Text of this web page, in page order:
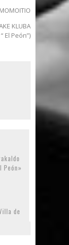
KLUBA
“ El Peón”)
Peón»
de